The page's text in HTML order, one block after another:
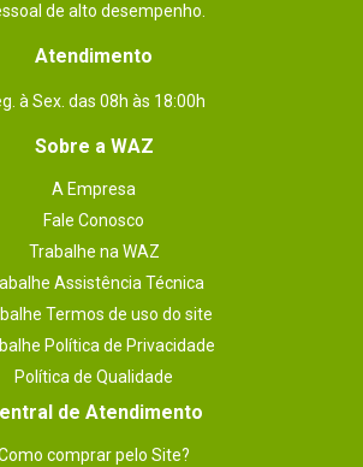
de alto desempenho.
Atendimento
à Sex. das 08h às 18:00h
Sobre a WAZ
A Empresa
Fale Conosco
Trabalhe na WAZ
Assistência Técnica
Termos de uso do site
Política de Privacidade
Política de Qualidade
de Atendimento
comprar pelo Site?